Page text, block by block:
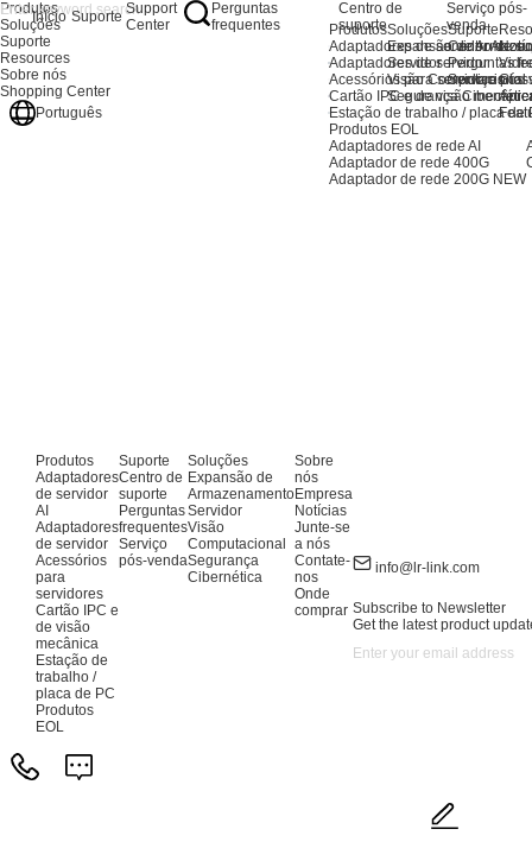
Produtos
Adaptadores de servidor AI
Adaptadores de servidor
Acessórios para servidores
Cartão IPC e de visão
Estação de trabalho / placa de
Produtos EOL
Adaptadores de rede AI
Adaptador de rede 400G
Adaptador de rede 200G NEW
Soluções
Expansão de
Servidor
Visão Computacional
Segurança
Suporte
Centro de
Perguntas
Serviço
Produtos
Soluções
Suporte
Resources
Sobre nós
Shopping Center
Português
Início Suporte Support
Center
Perguntas
frequentes
Centro de
suporte
Serviço pós-
venda
Produtos
Adaptadores
de servidor
AI
Adaptadores
de servidor
Acessórios
para
servidores
Cartão IPC e
de visão
mecânica
Estação de
trabalho /
placa de PC
Produtos
EOL
Suporte
Centro de
suporte
Perguntas
frequentes
Serviço
pós-venda
Soluções
Expansão de
Armazenamento
Servidor
Visão
Computacional
Segurança
Cibernética
Sobre
nós
Empresa
Notícias
Junte-se
a nós
Contate-
nos
Onde
comprar
info@lr-link.com
Subscribe to Newsletter
Get the latest product